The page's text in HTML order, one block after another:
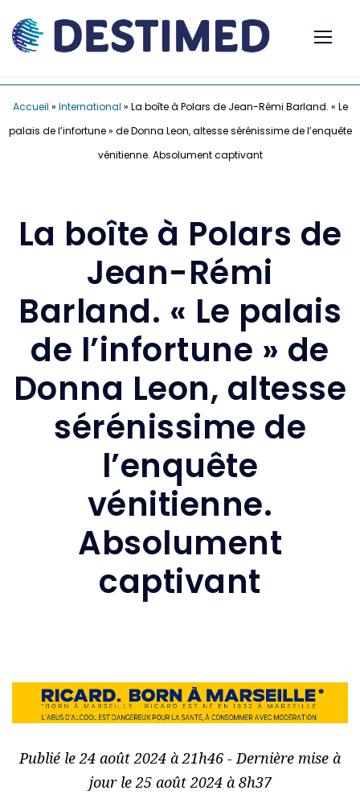
Accueil » International » La boîte à Polars de Jean-Rémi Barland. « Le
palais de l’infortune » de Donna Leon, altesse sérénissime de l’enquête
vénitienne. Absolument captivant
La boîte à Polars de
Jean-Rémi
Barland. « Le palais
de l’infortune » de
Donna Leon, altesse
sérénissime de
l’enquête
vénitienne.
Absolument
captivant
Publié le 24 août 2024 à 21h46 - Dernière mise à
jour le 25 août 2024 à 8h37